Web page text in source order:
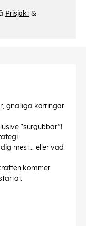
Prisjakt &
gnälliga kärringar
”surgubbar”!
mest… eller vad
kommer